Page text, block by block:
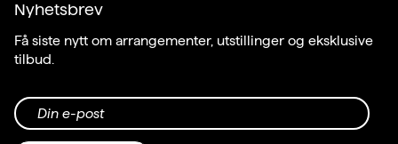
Nyhetsbrev
Få siste nytt om arrangementer, utstillinger og eksklusive
tilbud.
Din e-post